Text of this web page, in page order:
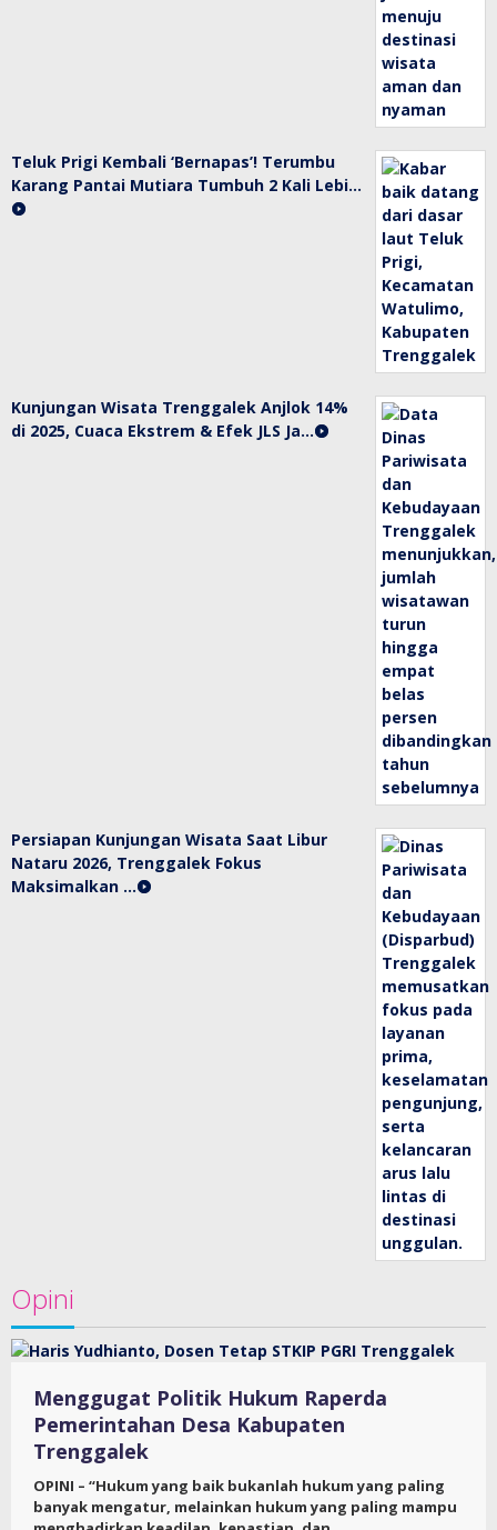
Teluk Prigi Kembali ‘Bernapas’! Terumbu
Karang Pantai Mutiara Tumbuh 2 Kali Lebi…
Kunjungan Wisata Trenggalek Anjlok 14%
di 2025, Cuaca Ekstrem & Efek JLS Ja…
Persiapan Kunjungan Wisata Saat Libur
Nataru 2026, Trenggalek Fokus
Maksimalkan …
Opini
Menggugat Politik Hukum Raperda
Pemerintahan Desa Kabupaten
Trenggalek
OPINI – “Hukum yang baik bukanlah hukum yang paling
banyak mengatur, melainkan hukum yang paling mampu